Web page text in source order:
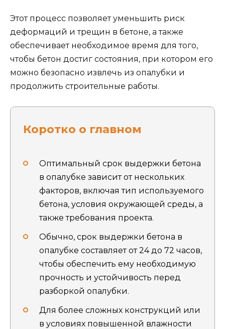
Этот процесс позволяет уменьшить риск
деформаций и трещин в бетоне, а также
обеспечивает необходимое время для того,
чтобы бетон достиг состояния, при котором его
можно безопасно извлечь из опалубки и
продолжить строительные работы.
Коротко о главном
Оптимальный срок выдержки бетона
в опалубке зависит от нескольких
факторов, включая тип используемого
бетона, условия окружающей среды, а
также требования проекта.
Обычно, срок выдержки бетона в
опалубке составляет от 24 до 72 часов,
чтобы обеспечить ему необходимую
прочность и устойчивость перед
разборкой опалубки.
Для более сложных конструкций или
в условиях повышенной влажности